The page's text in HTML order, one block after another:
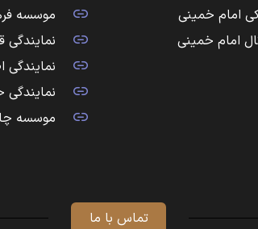
امام خمینی
امام خمینی
موسسه
نمایندگی
نمایندگی
موسسه
تماس با ما